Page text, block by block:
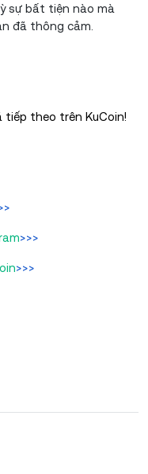
sự bất tiện nào mà
đã thông cảm.
theo trên KuCoin!
>>>
>>>